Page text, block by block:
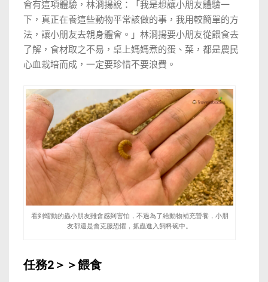
會有這項體驗， 林浻揚說：「我是想讓小朋友體驗一
下，真正在養這些動物平常該做的事，我用較簡單的方
法，讓小朋友去親身體會。 」 林浻揚要小朋友從餵食去
了解，食材取之不易，桌上媽媽煮的蛋、菜，都是農民
心血栽培而成，一定要珍惜不要浪費。
看到蠕動的蟲小朋友雖會感到害怕，不過為了給動物補充營養，小朋
友都還是會克服恐懼，抓蟲進入飼料碗中。
任務2＞＞餵食